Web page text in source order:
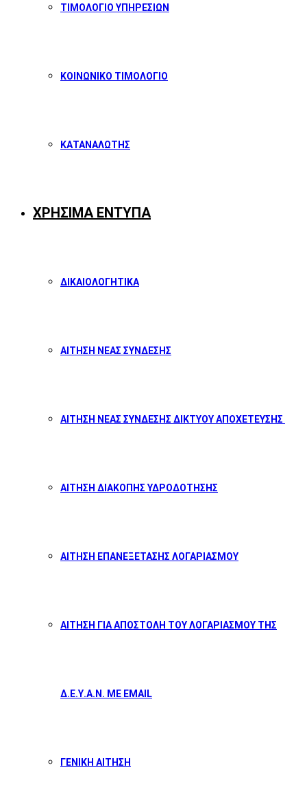
ΤΙΜΟΛΟΓΙΟ ΥΠΗΡΕΣΙΩΝ
ΚΟΙΝΩΝΙΚΟ ΤΙΜΟΛΟΓΙΟ
ΚΑΤΑΝΑΛΩΤΗΣ
ΧΡΗΣΙΜΑ ΕΝΤΥΠΑ
ΔΙΚΑΙΟΛΟΓΗΤΙΚΑ
ΑΙΤΗΣΗ ΝΕΑΣ ΣΥΝΔΕΣΗΣ
ΑΙΤΗΣΗ ΝΕΑΣ ΣΥΝΔΕΣΗΣ ΔΙΚΤΥΟΥ ΑΠΟΧΕΤΕΥΣΗΣ
ΑΙΤΗΣΗ ΔΙΑΚΟΠΗΣ ΥΔΡΟΔΟΤΗΣΗΣ
ΑΙΤΗΣΗ ΕΠΑΝΕΞΕΤΑΣΗΣ ΛΟΓΑΡΙΑΣΜΟΥ
ΑΙΤΗΣΗ ΓΙΑ ΑΠΟΣΤΟΛΗ ΤΟΥ ΛΟΓΑΡΙΑΣΜΟΥ ΤΗΣ
Δ.Ε.Υ.Α.Ν. ΜΕ EMAIL
ΓΕΝΙΚΗ ΑΙΤΗΣΗ